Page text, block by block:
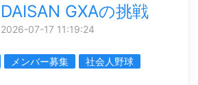
DAISAN GXAの挑戦
2026-07-17 11:19:24
メンバー募集
社会人野球